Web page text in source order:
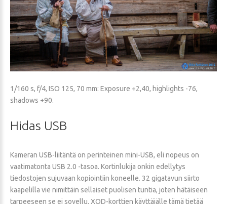
1/160 s, f/4, ISO 125, 70 mm: Exposure +2,40, highlights -76,
shadows +90.
Hidas USB
Kameran USB-liitäntä on perinteinen mini-USB, eli nopeus on
vaatimatonta USB 2.0 -tasoa. Kortinlukija onkin edellytys
tiedostojen sujuvaan kopiointiin koneelle. 32 gigatavun siirto
kaapelilla vie nimittäin sellaiset puolisen tuntia, joten hätäiseen
tarpeeseen se ei sovellu. XQD-korttien käyttäjälle tämä tietää